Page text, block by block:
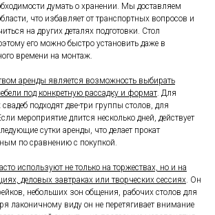
думать о хранении. Мы доставляем
что избавляет от транспортных вопросов и
на других деталях подготовки. Стол
его можно быстро установить даже в
времени на монтаж.
аренды является возможность выбирать
под конкретную рассадку и формат. Для
подходят две-три группы столов, для
мероприятие длится несколько дней, действует
сутки аренды, что делает прокат
по сравнению с покупкой.
используют не только на торжествах, но и на
деловых завтраках или творческих сессиях . Он
небольших зон общения, рабочих столов для
лаконичному виду он не перетягивает внимание